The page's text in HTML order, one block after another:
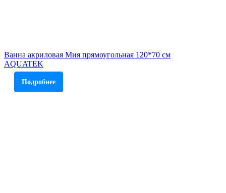
Ванна акриловая Мия прямоугольная 120*70 см
AQUATEK
Подробнее